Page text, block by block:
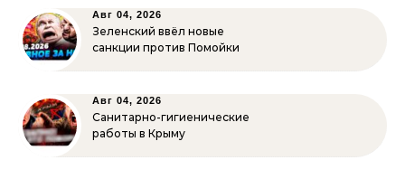
Авг 04, 2026
Зеленский ввёл новые
санкции против Помойки
Авг 04, 2026
Санитарно-гигиенические
работы в Крыму